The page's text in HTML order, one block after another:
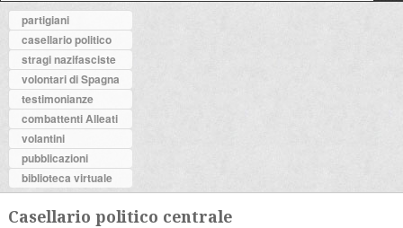
partigiani
casellario politico
stragi nazifasciste
volontari di Spagna
testimonianze
combattenti Alleati
volantini
pubblicazioni
biblioteca virtuale
Casellario politico centrale